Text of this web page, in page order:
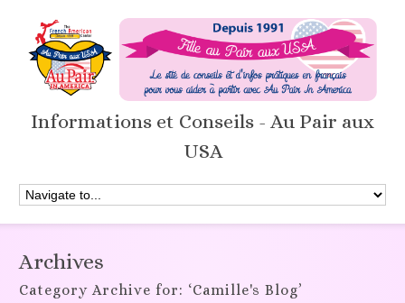
Informations et Conseils - Au Pair aux
USA
Archives
Category Archive for: ‘Camille's Blog’